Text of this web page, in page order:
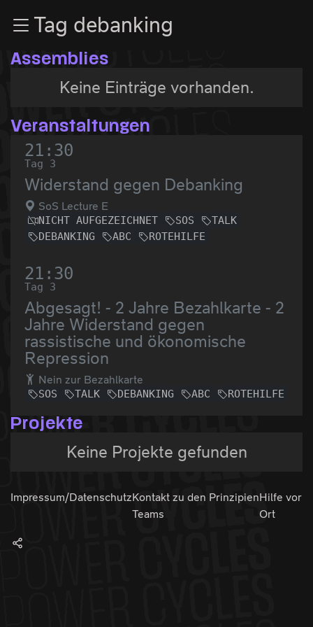
Zum InhaltTag debanking
Assemblies
Keine Einträge vorhanden.
Veranstaltungen
21:30
Tag 3
Widerstand gegen Debanking
SoS Lecture E
NICHT AUFGEZEICHNET SOS
TALK
DEBANKING
ABC ROTEHILFE
21:30
Tag 3
Abgesagt! - 2 Jahre Bezahlkarte - 2
Jahre Widerstand gegen
rassistische und ökonomische
Repression
Nein zur Bezahlkarte
SOS TALK DEBANKING ABC ROTEHILFE
Projekte
Keine Projekte gefunden
Impressum/DatenschutzKontakt zu den
Teams
PrinzipienHilfe vor
Ort